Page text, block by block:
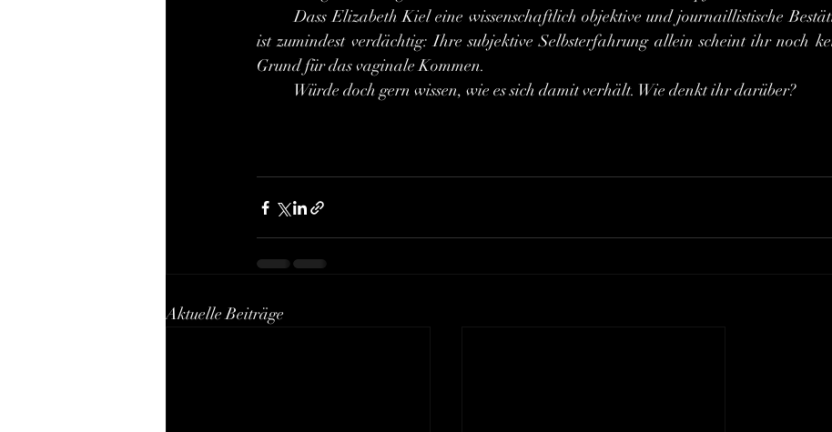
	Dass Elizabeth Kiel eine wissenschaftlich objektive und journaillistische Bestätigung braucht,
ist zumindest verdächtig: Ihre subjektive Selbsterfahrung allein scheint ihr noch
Grund für das vaginale Kommen.
	Würde doch gern wissen, wie es sich damit verhält. Wie denkt ihr darüber?
Aktuelle Beiträge